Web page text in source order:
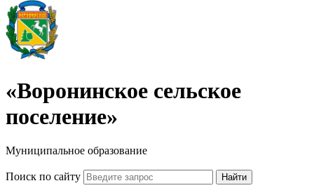
«Воронинское сельское
поселение»
Муниципальное образование
Поиск по сайту Найти